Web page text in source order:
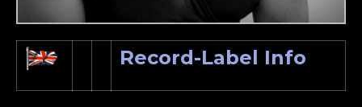
Record-Label Info